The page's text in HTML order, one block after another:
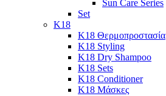
Sun Care Series
Set
K18
K18 Θερμοπροστασία
K18 Styling
K18 Dry Shampoo
K18 Sets
K18 Conditioner
K18 Μάσκες